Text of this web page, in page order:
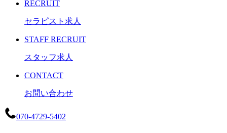
RECRUIT
セラピスト求人
STAFF RECRUIT
スタッフ求人
CONTACT
お問い合わせ
070-4729-5402